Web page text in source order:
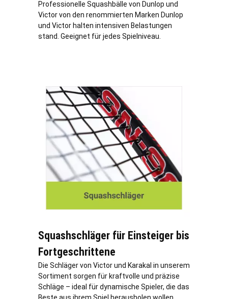
Professionelle Squashbälle von Dunlop und
Victor von den renommierten Marken Dunlop
und Victor halten intensiven Belastungen
stand. Geeignet für jedes Spielniveau.
Squashschläger für Einsteiger bis
Fortgeschrittene
Die Schläger von Victor und Karakal in unserem
Sortiment sorgen für kraftvolle und präzise
Schläge – ideal für dynamische Spieler, die das